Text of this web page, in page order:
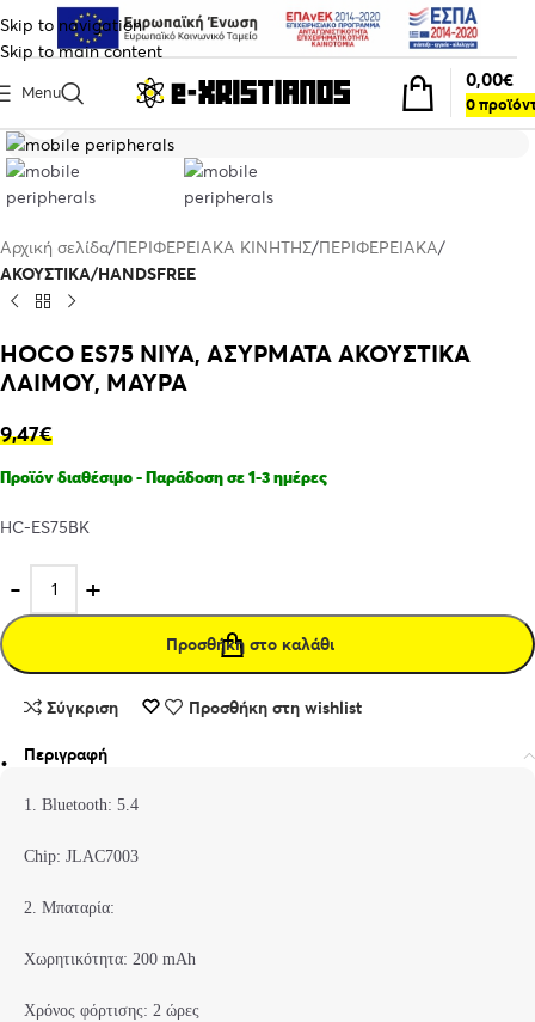
Skip to navigation
Skip to main content
Menu
0
0,00€
Click to enlarge
Αρχική σελίδα ΠΕΡΙΦΕΡΕΙΑΚΑ ΚΙΝΗΤΗΣ ΠΕΡΙΦΕΡΕΙΑΚΑ
ΑΚΟΥΣΤΙΚΑ/HANDSFREE
HOCO ES75 NIYA, ΑΣΥΡΜΑΤΑ ΑΚΟΥΣΤΙΚΑ
ΛΑΙΜΟΥ, ΜΑΥΡΑ
9,47€
Προϊόν διαθέσιμο - Παράδοση σε 1-3 ημέρες
HC-ES75BK
Προσθήκη στο καλάθι
Σύγκριση Προσθήκη στη wishlist
Περιγραφή
1. Bluetooth: 5.4
Chip: JLAC7003
2. Μπαταρία:
Χωρητικότητα: 200 mAh
Χρόνος φόρτισης: 2 ώρες